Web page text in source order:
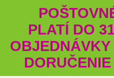
PLATÍ DO